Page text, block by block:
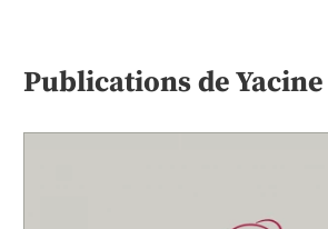
Publications deYacine